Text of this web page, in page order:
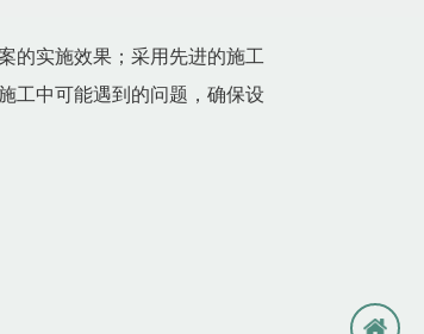
的实施效果；采用先进的施工
工中可能遇到的问题，确保设